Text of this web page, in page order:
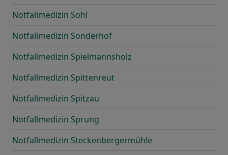
Notfallmedizin Sohl
Notfallmedizin Sonderhof
Notfallmedizin Spielmannsholz
Notfallmedizin Spittenreut
Notfallmedizin Spitzau
Notfallmedizin Sprung
Notfallmedizin Steckenbergermühle